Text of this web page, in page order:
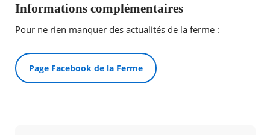
Informations complémentaires
Pour ne rien manquer des actualités de la ferme :
Page Facebook de la Ferme